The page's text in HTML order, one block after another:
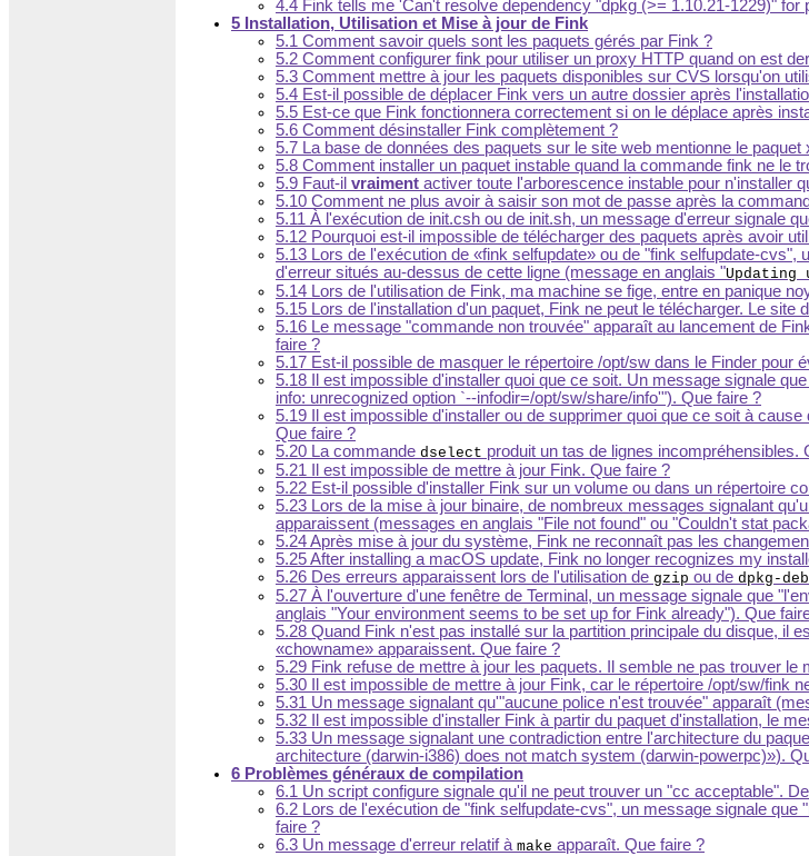
4.4 Fink tells me 'Can't resolve dependency "dpkg (>= 1.10.21-1229)"
5 Installation, Utilisation et Mise à jour de Fink
5.1 Comment savoir quels sont les paquets gérés par Fink ?
5.2 Comment configurer fink pour utiliser un proxy HTTP quand on est
5.3 Comment mettre à jour les paquets disponibles sur CVS lorsqu'on
5.4 Est-il possible de déplacer Fink vers un autre dossier après
5.5 Est-ce que Fink fonctionnera correctement si on le déplace après
5.6 Comment désinstaller Fink complètement ?
5.7 La base de données des paquets sur le site web mentionne le
5.8 Comment installer un paquet instable quand la commande fink ne le
5.9 Faut-il vraiment activer toute l'arborescence instable pour n'installer
5.10 Comment ne plus avoir à saisir son mot de passe après la
5.11 À l'exécution de init.csh ou de init.sh, un message d'erreur signale
5.12 Pourquoi est-il impossible de télécharger des paquets après avoir
5.13 Lors de l'exécution de
fink selfupdate
ou de "fink selfupdate-cvs",
d'erreur situés au-dessus de cette ligne (message en anglais "Updating
5.14 Lors de l'utilisation de Fink, ma machine se fige, entre en panique
5.15 Lors de l'installation d'un paquet, Fink ne peut le télécharger. Le
5.16 Le message "commande non trouvée" apparaît au lancement de
faire ?
5.17 Est-il possible de masquer le répertoire /opt/sw dans le Finder pour
5.18 Il est impossible d'installer quoi que ce soit. Un message signale
info: unrecognized option `--infodir=/opt/sw/share/info'"). Que faire ?
5.19 Il est impossible d'installer ou de supprimer quoi que ce soit à
Que faire ?
5.20 La commande dselect produit un tas de lignes incompréhensibles.
5.21 Il est impossible de mettre à jour Fink. Que faire ?
5.22 Est-il possible d'installer Fink sur un volume ou dans un répertoire
5.23 Lors de la mise à jour binaire, de nombreux messages signalant
apparaissent (messages en anglais "File not found" ou "Couldn't stat
5.24 Après mise à jour du système, Fink ne reconnaît pas les
5.25 After installing a macOS update, Fink no longer recognizes my
5.26 Des erreurs apparaissent lors de l'utilisation de gzip ou de dpkg-deb
5.27 À l'ouverture d'une fenêtre de Terminal, un message signale que
anglais "Your environment seems to be set up for Fink already"). Que
5.28 Quand Fink n'est pas installé sur la partition principale du disque, il
chowname
apparaissent. Que faire ?
5.29 Fink refuse de mettre à jour les paquets. Il semble ne pas trouver le
5.30 Il est impossible de mettre à jour Fink, car le répertoire /opt/sw/fink
5.31 Un message signalant qu'"aucune police n'est trouvée" apparaît
5.32 Il est impossible d'installer Fink à partir du paquet d'installation, le
5.33 Un message signalant une contradiction entre l'architecture du
architecture (darwin-i386) does not match system (darwin-powerpc) ).
6 Problèmes généraux de compilation
6.1 Un script configure signale qu'il ne peut trouver un "cc acceptable".
6.2 Lors de l'exécution de "fink selfupdate-cvs", un message signale
faire ?
6.3 Un message d'erreur relatif à make apparaît. Que faire ?